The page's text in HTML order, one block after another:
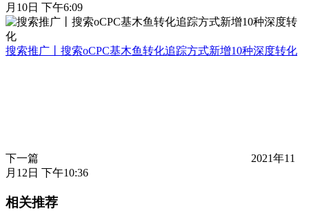
月10日 下午6:09
搜索推广丨搜索oCPC基木鱼转化追踪方式新增10种深度转化
下一篇
2021年11
月12日 下午10:36
相关推荐